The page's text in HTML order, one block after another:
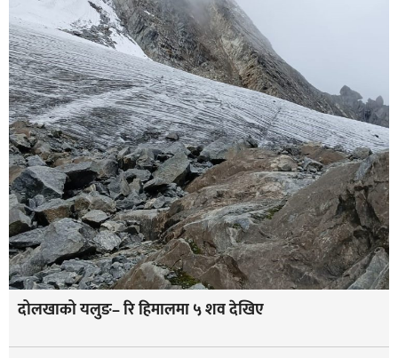
दोलखाको यलुङ– रि हिमालमा ५ शव देखिए